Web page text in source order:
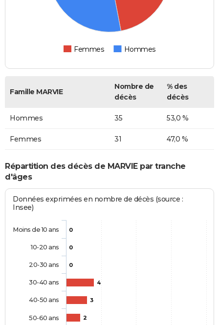
Femmes Hommes
Famille MARVIE
Nombre de
décès
% des
décès
Hommes 35 53,0 %
Femmes 31 47,0 %
Répartition des décès de MARVIE par tranche
d'âges
Données exprimées en nombre de décès (source :
Insee)
0
0
0
4
3
2
Moins de 10 ans
10-20 ans
20-30 ans
30-40 ans
40-50 ans
50-60 ans